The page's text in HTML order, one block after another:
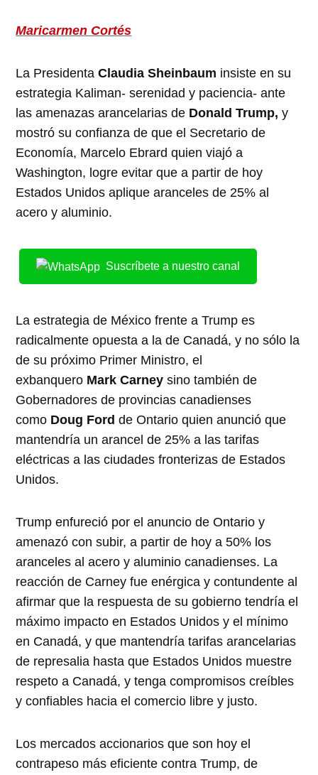
Maricarmen Cortés
La PresidentaClaudia Sheinbaum insiste en su
estrategia Kaliman- serenidad y paciencia- ante
las amenazas arancelarias de Donald Trump, y
mostró su confianza de que el Secretario de
Economía, Marcelo Ebrard quien viajó a
Washington, logre evitar que a partir de hoy
Estados Unidos aplique aranceles de 25% al
acero y aluminio.
Suscríbete a nuestro canal
La estrategia de México frente a Trump es
radicalmente opuesta a la de Canadá, y no sólo la
de su próximo Primer Ministro, el
exbanquero Mark Carneysino también de
Gobernadores de provincias canadienses
como Doug Ford de Ontario quien anunció que
mantendría un arancel de 25% a las tarifas
eléctricas a las ciudades fronterizas de Estados
Unidos.
Trump enfureció por el anuncio de Ontario y
amenazó con subir, a partir de hoy a 50% los
aranceles al acero y aluminio canadienses. La
reacción de Carney fue enérgica y contundente al
afirmar que la respuesta de su gobierno tendría el
máximo impacto en Estados Unidos y el mínimo
en Canadá, y que mantendría tarifas arancelarias
de represalia hasta que Estados Unidos muestre
respeto a Canadá, y tenga compromisos creíbles
y confiables hacia el comercio libre y justo.
Los mercados accionarios que son hoy el
contrapeso más eficiente contra Trump, de